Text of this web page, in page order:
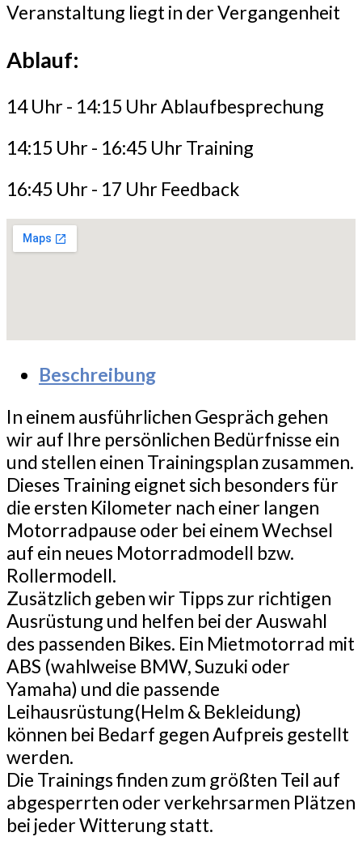
Veranstaltung liegt in der Vergangenheit
Ablauf:
14 Uhr - 14:15 Uhr Ablaufbesprechung
14:15 Uhr - 16:45 Uhr Training
16:45 Uhr - 17 Uhr Feedback
Beschreibung
In einem ausführlichen Gespräch gehen
wir auf Ihre persönlichen Bedürfnisse ein
und stellen einen Trainingsplan zusammen.
Dieses Training eignet sich besonders für
die ersten Kilometer nach einer langen
Motorradpause oder bei einem Wechsel
auf ein neues Motorradmodell bzw.
Rollermodell.
Zusätzlich geben wir Tipps zur richtigen
Ausrüstung und helfen bei der Auswahl
des passenden Bikes. Ein Mietmotorrad mit
ABS (wahlweise BMW, Suzuki oder
Yamaha) und die passende
Leihausrüstung(Helm & Bekleidung)
können bei Bedarf gegen Aufpreis gestellt
werden.
Die Trainings finden zum größten Teil auf
abgesperrten oder verkehrsarmen Plätzen
bei jeder Witterung statt.